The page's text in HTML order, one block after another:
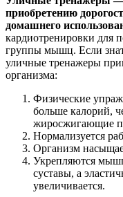
приобретению
домашнего
кардиотренировки для
группы мышц. Если
уличные тренажеры
организма:
Физические
больше калорий,
жиросжигающие
Нормализуется
Организм
Укрепляются
суставы, а
увеличивается.